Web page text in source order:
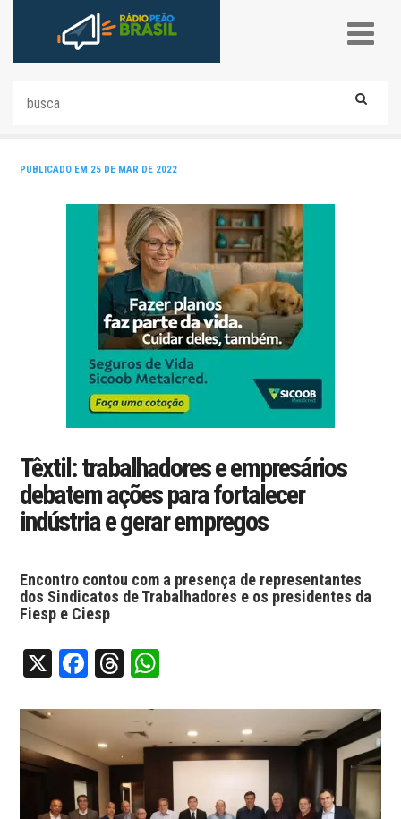
PUBLICADO EM 25 DE MAR DE 2022
Têxtil: trabalhadores e empresários
debatem ações para fortalecer
indústria e gerar empregos
Encontro contou com a presença de representantes
dos Sindicatos de Trabalhadores e os presidentes da
Fiesp e Ciesp
X Facebook
Threads